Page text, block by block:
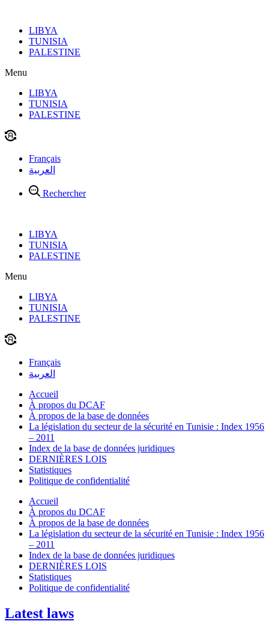
contenuLIBYA
TUNISIA
PALESTINE
Menu
LIBYA
TUNISIA
PALESTINE
Français
العربية
Rechercher
LIBYA
TUNISIA
PALESTINE
Menu
LIBYA
TUNISIA
PALESTINE
Français
العربية
Accueil
À propos du DCAF
À propos de la base de données
La législation du secteur de la sécurité en Tunisie : Index 1956
– 2011
Index de la base de données juridiques
DERNIÈRES LOIS
Statistiques
Politique de confidentialité
Accueil
À propos du DCAF
À propos de la base de données
La législation du secteur de la sécurité en Tunisie : Index 1956
– 2011
Index de la base de données juridiques
DERNIÈRES LOIS
Statistiques
Politique de confidentialité
Latest laws